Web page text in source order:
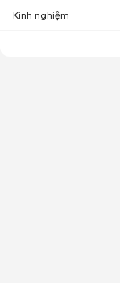
Kinh nghiệm